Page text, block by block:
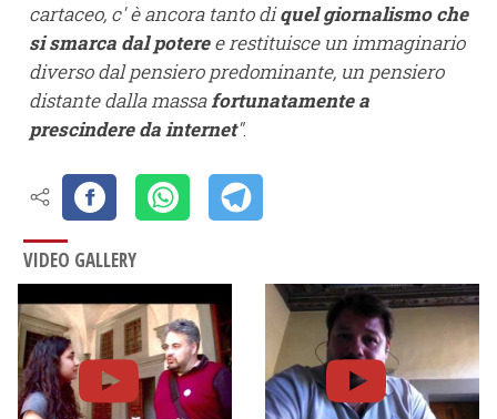
cartaceo, c' è ancora tanto diquel giornalismo che
si smarca dal poteree restituisce un immaginario
diverso dal pensiero predominante, un pensiero
distante dalla massafortunatamente a
prescindere da internet".
VIDEO GALLERY